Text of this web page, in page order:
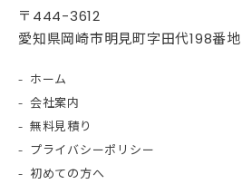
〒444-3612
愛知県岡崎市明見町字田代198番地
ホーム
会社案内
無料見積り
プライバシーポリシー
初めての方へ